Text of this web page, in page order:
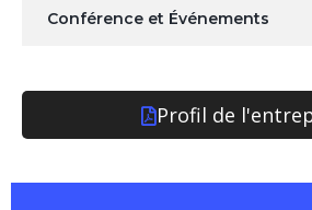
Conférence et Événements
Profil de